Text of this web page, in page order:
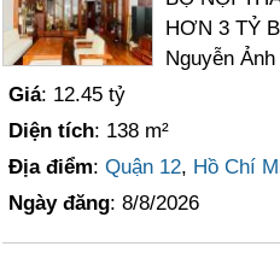
HƠN 3 TỶ
Nguyễn
Giá: 12.45 tỷ
Diện tích: 138 m²
Địa điểm:Quận 12, Hồ Chí
Ngày đăng: 8/8/2026